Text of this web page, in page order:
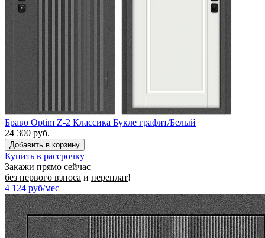
Браво Optim Z-2 Классика Букле графит/Белый
24 300 руб.
Купить в рассрочку
Закажи прямо сейчас
без первого взноса и переплат!
4 124 руб/мес